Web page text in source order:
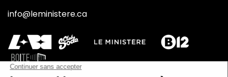
info@leministere.ca